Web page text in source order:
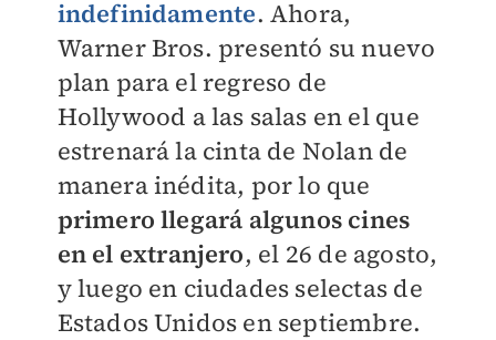
indefinidamente. Ahora,
Warner Bros. presentó su nuevo
plan para el regreso de
Hollywood a las salas en el que
estrenará la cinta de Nolan de
manera inédita, por lo que
primero llegará algunos cines
en el extranjero, el 26 de agosto,
y luego en ciudades selectas de
Estados Unidos en septiembre.